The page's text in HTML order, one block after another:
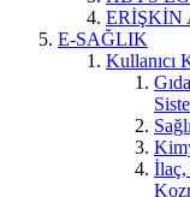
ERİŞKİN
E-SAĞLIK
Kullanıcı
İlaç,